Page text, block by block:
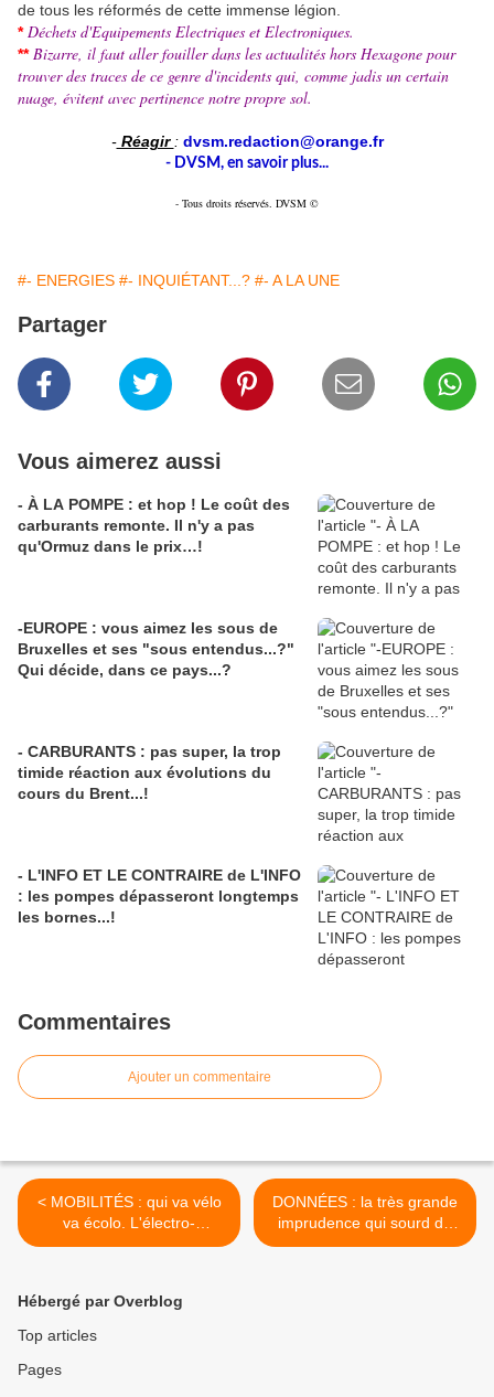
de tous les réformés de cette immense légion.
* Déchets d'Equipements Electriques et Electroniques.
** Bizarre, il faut aller fouiller dans les actualités hors Hexagone pour
trouver des traces de ce genre d'incidents qui, comme jadis un certain
nuage, évitent avec pertinence notre propre sol.
-Réagir : dvsm.redaction@orange.fr
- DVSM, en savoir plus...
- Tous droits réservés. DVSM ©
#- ENERGIES #- INQUIÉTANT...? #- A LA UNE
Partager
Vous aimerez aussi
- À LA POMPE : et hop ! Le coût des
carburants remonte. Il n'y a pas
qu'Ormuz dans le prix…!
-EUROPE : vous aimez les sous de
Bruxelles et ses "sous entendus...?"
Qui décide, dans ce pays...?
- CARBURANTS : pas super, la trop
timide réaction aux évolutions du
cours du Brent...!
- L'INFO ET LE CONTRAIRE de L'INFO
: les pompes dépasseront longtemps
les bornes...!
Commentaires
Ajouter un commentaire
< MOBILITÉS : qui va vélo
va écolo. L'électro-
bicyclette politiquement
DONNÉES : la très grande
imprudence qui sourd du
"tout dans le même cyber
Hébergé par Overblog
Top articles
Pages